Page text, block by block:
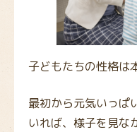
子どもたちの性格は
最初から元気いっぱ
いれば、様子を見な